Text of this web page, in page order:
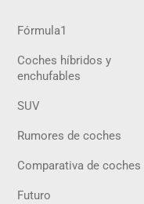
Fórmula1
Coches híbridos y
enchufables
SUV
Rumores de coches
Comparativa de coches
Futuro